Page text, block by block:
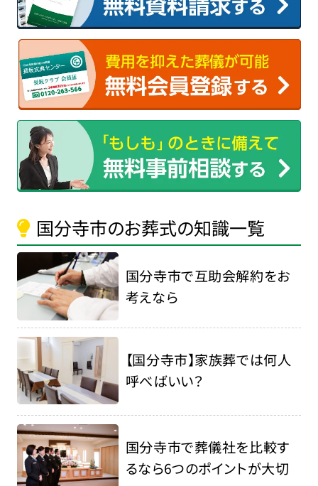
国分寺市のお葬式の知識一覧
国分寺市で互助会解約をお
考えなら
【国分寺市】家族葬では何人
呼べばいい？
国分寺市で葬儀社を比較す
るなら6つのポイントが大切